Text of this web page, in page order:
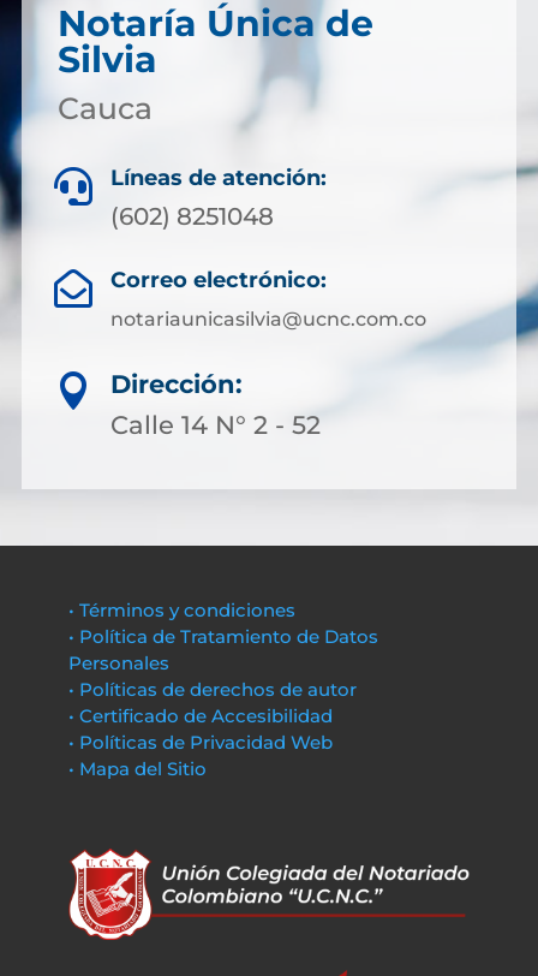
Notaría Única de
Silvia
Cauca
 Líneas de atención:
(602) 8251048
 Correo electrónico:
notariaunicasilvia@ucnc.com.co

Dirección:
Calle 14 N° 2 - 52
• Términos y condiciones
• Política de Tratamiento de Datos
Personales
• Políticas de derechos de autor
• Certificado de Accesibilidad
• Políticas de Privacidad Web
• Mapa del Sitio